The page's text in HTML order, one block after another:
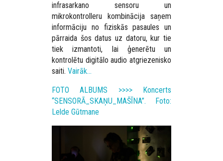
infrasarkano sensoru un
mikrokontrolleru kombinācija saņem
informāciju no fiziskās pasaules un
pārraida šos datus uz datoru, kur tie
tiek izmantoti, lai ģenerētu un
kontrolētu digitālo audio atgriezenisko
saiti. Vairāk…
FOTO ALBUMS >>>> Koncerts
“SENSORĀ_SKAŅU_MAŠĪNA”. Foto:
Lelde Gūtmane